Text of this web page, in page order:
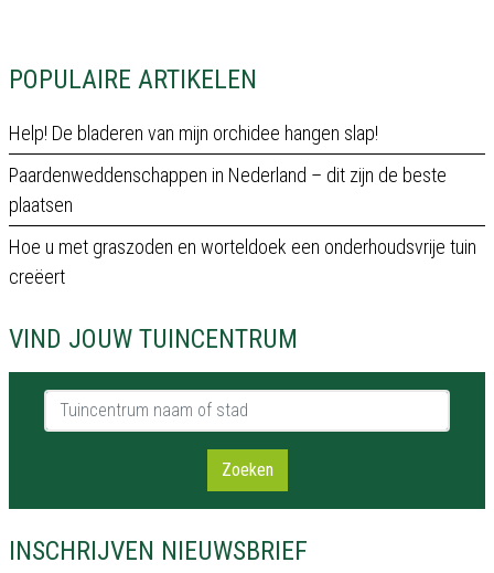
POPULAIRE ARTIKELEN
Help! De bladeren van mijn orchidee hangen slap!
Paardenweddenschappen in Nederland – dit zijn de beste
plaatsen
Hoe u met graszoden en worteldoek een onderhoudsvrije tuin
creëert
VIND JOUW TUINCENTRUM
Tuincentrum naam of stad
Zoeken
INSCHRIJVEN NIEUWSBRIEF